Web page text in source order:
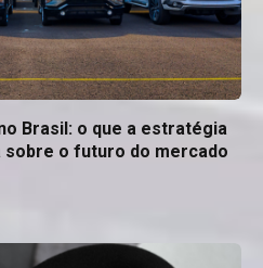
Brasil: o que a estratégia
sobre o futuro do mercado